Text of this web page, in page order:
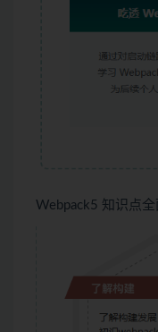
Webpack5 知识点